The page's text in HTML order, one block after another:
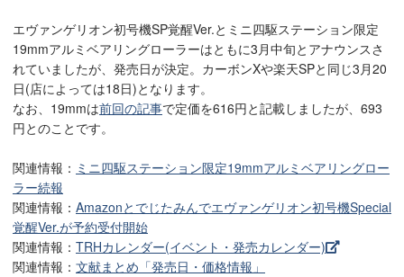
エヴァンゲリオン初号機SP覚醒Ver.とミニ四駆ステーション限定
19mmアルミベアリングローラーはともに3月中旬とアナウンスさ
れていましたが、発売日が決定。カーボンXや楽天SPと同じ3月20
日(店によっては18日)となります。
なお、19mmは前回の記事で定価を616円と記載しましたが、693
円とのことです。
関連情報： ミニ四駆ステーション限定19mmアルミベアリングロー
ラー続報
関連情報： Amazonとでじたみんでエヴァンゲリオン初号機Special
覚醒Ver.が予約受付開始
関連情報： TRHカレンダー(イベント・発売カレンダー)
関連情報： 文献まとめ「発売日・価格情報」